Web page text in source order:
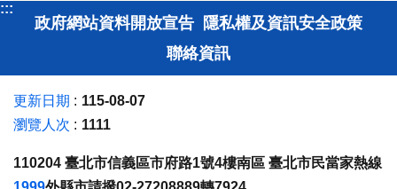
:::
政府網站資料開放宣告 隱私權及資訊安全政策
聯絡資訊
更新日期
115-08-07
瀏覽人次
1111
110204 臺北市信義區市府路1號4樓南區 臺北市民當家熱線